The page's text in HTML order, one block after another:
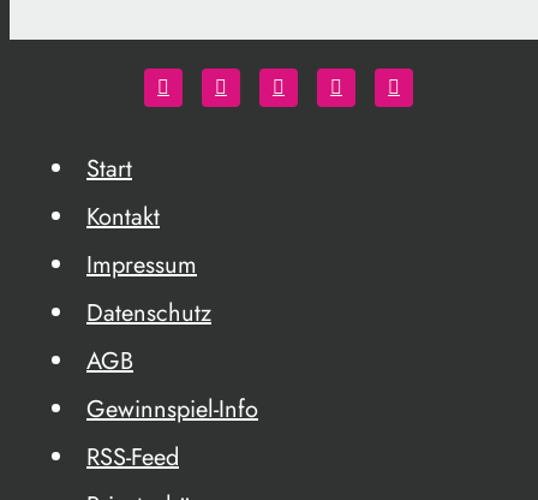
Start
Kontakt
Impressum
Datenschutz
AGB
Gewinnspiel-Info
RSS-Feed